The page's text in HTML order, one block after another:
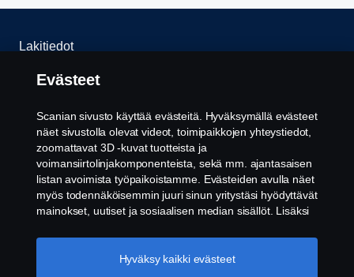
Lakitiedot
Tietosuojalausunto
Evästeet
Ota yhteyttä
Whistleblowing -järjestelmä
Evästeiden asetukset
Evästeet
Scanian sivusto käyttää evästeitä. Hyväksymällä evästeet
näet sivustolla olevat videot, toimipaikkojen yhteystiedot,
zoomattavat 3D -kuvat tuotteista ja
voimansiirtolinjakomponenteista, sekä mm. ajantasaisen
listan avoimista työpaikoistamme. Evästeiden avulla näet
myös todennäköisemmin juuri sinun yritystäsi hyödyttävät
mainokset, uutiset ja sosiaalisen median sisällöt. Lisäksi
parantamiseksi, kun hyväksyt evästeet. Klikkaamalla
"Hyväksyn evästeet" annat suostumuksesi kaikkien
Hyväksy kaikki evästeet